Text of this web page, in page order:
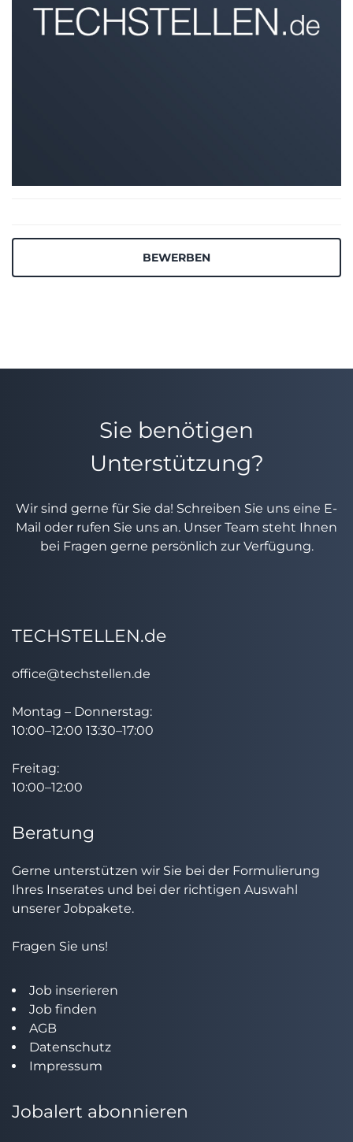
BEWERBEN
Sie benötigen
Unterstützung?
Wir sind gerne für Sie da! Schreiben Sie uns eine E-
Mail oder rufen Sie uns an. Unser Team steht Ihnen
bei Fragen gerne persönlich zur Verfügung.
TECHSTELLEN.de
office@techstellen.de
Montag – Donnerstag:
10:00–12:00 13:30–17:00
Freitag:
10:00–12:00
Beratung
Gerne unterstützen wir Sie bei der Formulierung
Ihres Inserates und bei der richtigen Auswahl
unserer Jobpakete.
Fragen Sie uns!
Job inserieren
Job finden
AGB
Datenschutz
Impressum
Jobalert abonnieren